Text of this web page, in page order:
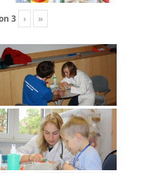
3 › »